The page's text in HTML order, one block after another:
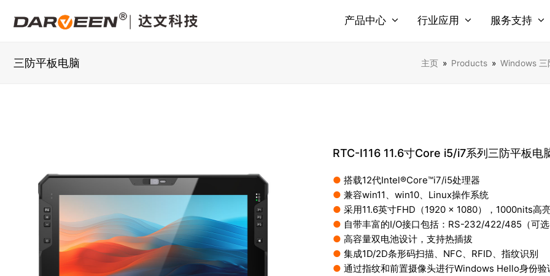
产品中心 行业应用 服务支持
三防平板电脑 主页 » Products » Windows 三
RTC-I116 11.6寸Core i5/i7系列三防平板电
● 搭载12代Intel®Core™i7/i5处理器
● 兼容win11、win10、Linux操作系统
● 采用11.6英寸FHD（1920 x 1080），1000nits高
● 自带丰富的I/O接口包括：RS-232/422/485（可
● 高容量双电池设计，支持热插拔
● 集成1D/2D条形码扫描、NFC、RFID、指纹识别
● 通过指纹和前置摄像头进行Windows Hello身份验